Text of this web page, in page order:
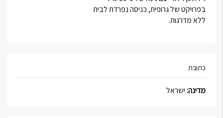
בפרויקט של גרופית, כניסה נפרדת לבית
ללא מדרגות.
כתובת
מדינה:ישראל